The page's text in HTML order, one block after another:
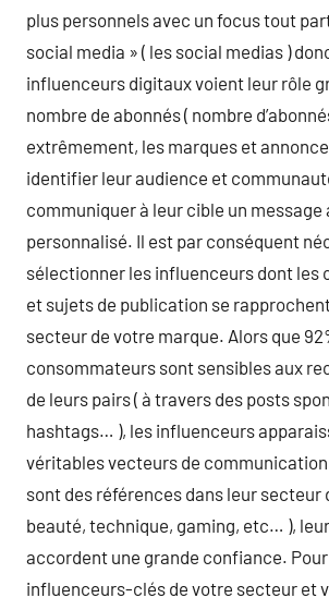
plus personnels avec un focus tout
social media » ( les social medias )
influenceurs digitaux voient leur rôle
nombre de abonnés ( nombre
extrêmement, les marques et
identifier leur audience et
communiquer à leur cible un message
personnalisé. Il est par conséquent
sélectionner les influenceurs dont les
et sujets de publication se
secteur de votre marque. Alors que
consommateurs sont sensibles aux
de leurs pairs ( à travers des posts
hashtags… ), les influenceurs
véritables vecteurs de
sont des références dans leur secteur
beauté, technique, gaming, etc… ),
accordent une grande confiance.
influenceurs-clés de votre secteur et